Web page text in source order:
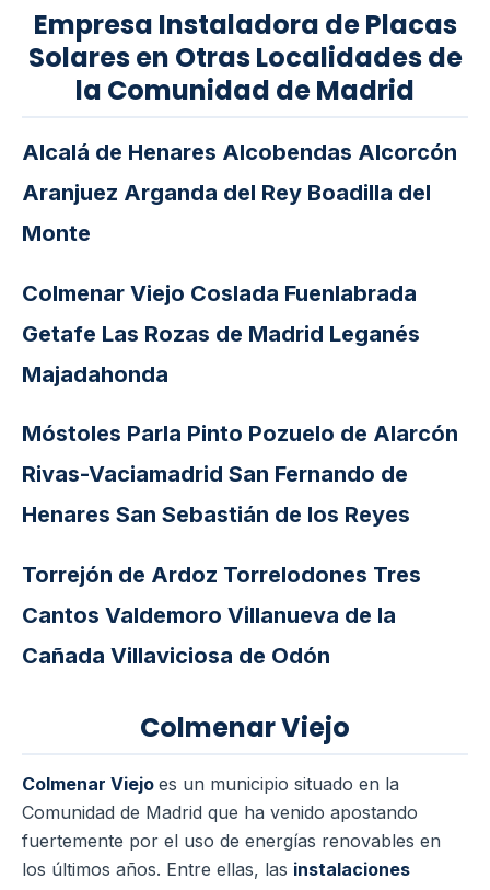
Empresa Instaladora de Placas
Solares en Otras Localidades de
la Comunidad de Madrid
Alcalá de Henares Alcobendas Alcorcón
Aranjuez Arganda del Rey Boadilla del
Monte
Colmenar Viejo Coslada Fuenlabrada
Getafe Las Rozas de Madrid Leganés
Majadahonda
Móstoles Parla Pinto Pozuelo de Alarcón
Rivas-Vaciamadrid San Fernando de
Henares San Sebastián de los Reyes
Torrejón de Ardoz Torrelodones Tres
Cantos Valdemoro Villanueva de la
Cañada Villaviciosa de Odón
Colmenar Viejo
Colmenar Viejo es un municipio situado en la
Comunidad de Madrid que ha venido apostando
fuertemente por el uso de energías renovables en
los últimos años. Entre ellas, las instalaciones